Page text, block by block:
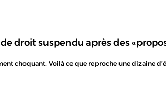
droit suspendu après des
choquant. Voilà ce que reproche une dizaine